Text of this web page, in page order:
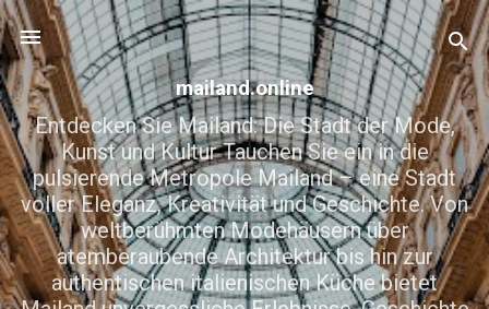
Direkt zum Hauptbereich
mailand.online
Entdecken Sie Mailand: Die Stadt der Mode,
Kunst und Kultur Tauchen Sie ein in die
pulsierende Metropole Mailand – eine Stadt
voller Eleganz, Kreativität und Geschichte. Von
weltberühmten Modehäusern über
atemberaubende Architektur bis hin zur
authentischen italienischen Küche bietet